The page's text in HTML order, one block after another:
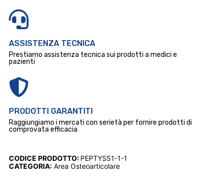
ASSISTENZA TECNICA
Prestiamo assistenza tecnica sui prodotti a medici e
pazienti
PRODOTTI GARANTITI
Raggiungiamo i mercati con serietà per fornire prodotti di
comprovata efficacia
CODICE PRODOTTO: PEPTYS51-1-1
CATEGORIA: Area Osteoarticolare